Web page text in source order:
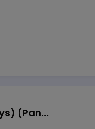
Manevrų operatorius (-ė) (Panevėžys) (Panevėžys, LT)